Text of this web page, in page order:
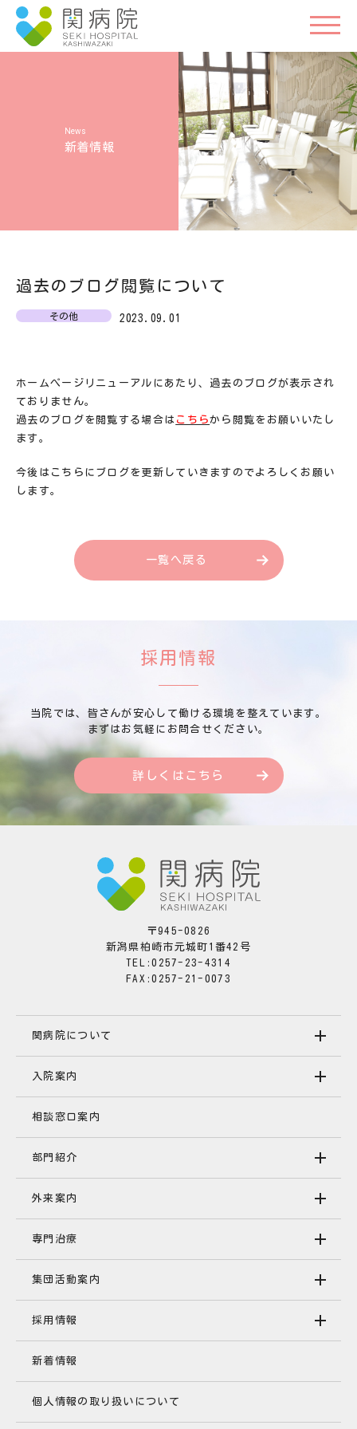
新着情報
過去のブログ閲覧について
その他 2023.09.01
ホームぺージリニューアルにあたり、過去のブログが表示され
ておりません。
過去のブログを閲覧する場合は こちらから閲覧をお願いいたし
ます。
今後はこちらにブログを更新していきますのでよろしくお願い
します。
一覧へ戻る
採用情報
当院では、皆さんが安心して働ける環境を整えています。
まずはお気軽にお問合せください。
詳しくはこちら
〒945-0826
新潟県柏崎市元城町1番42号
TEL:0257-23-4314
FAX:0257-21-0073
関病院について
入院案内
相談窓口案内
部門紹介
外来案内
専門治療
集団活動案内
採用情報
新着情報
個人情報の取り扱いについて